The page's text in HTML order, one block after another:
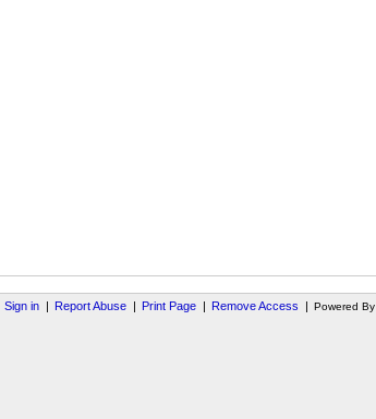
Sign in | Report Abuse | Print Page | Remove Access | Powered By